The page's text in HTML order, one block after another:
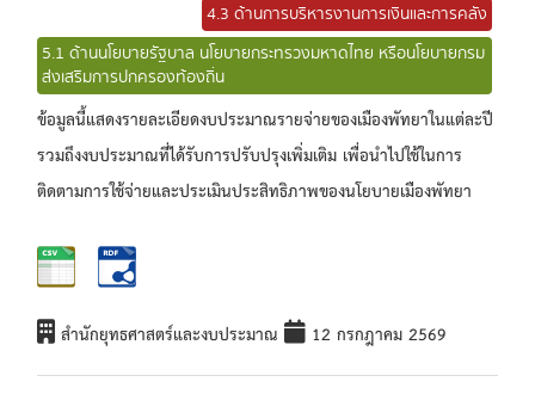
4.3 ด้านการบริหารงานการเงินและการคลัง
5.1 ด้านนโยบายรัฐบาล นโยบายกระทรวงมหาดไทย หรือนโยบายกรม
ส่งเสริมการปกครองท้องถิ่น
ข้อมูลนี้แสดงรายละเอียดงบประมาณรายจ่ายของเมืองพัทยาในแต่ละปี
รวมถึงงบประมาณที่ได้รับการปรับปรุงเพิ่มเติม เพื่อนำไปใช้ในการ
ติดตามการใช้จ่ายและประเมินประสิทธิภาพของนโยบายเมืองพัทยา
สำนักยุทธศาสตร์และงบประมาณ 12 กรกฎาคม 2569